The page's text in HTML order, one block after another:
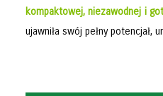
kompaktowej, niezawodnej i
ujawniła swój pełny potencjał,